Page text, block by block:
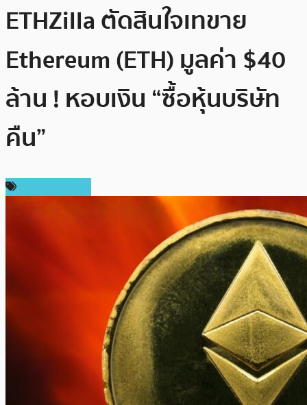
ETHZilla ตัดสินใจเทขาย
Ethereum (ETH) มูลค่า $40
ล้าน ! หอบเงิน “ซื้อหุ้นบริษัท
คืน”